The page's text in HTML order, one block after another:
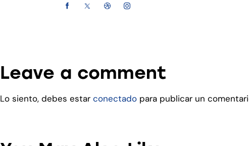
Leave a comment
Lo siento, debes estarconectado para publicar un